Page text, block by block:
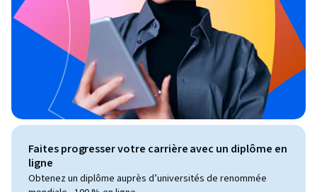
Faites progresser votre carrière avec un diplôme en
ligne
Obtenez un diplôme auprès d’universités de renommée